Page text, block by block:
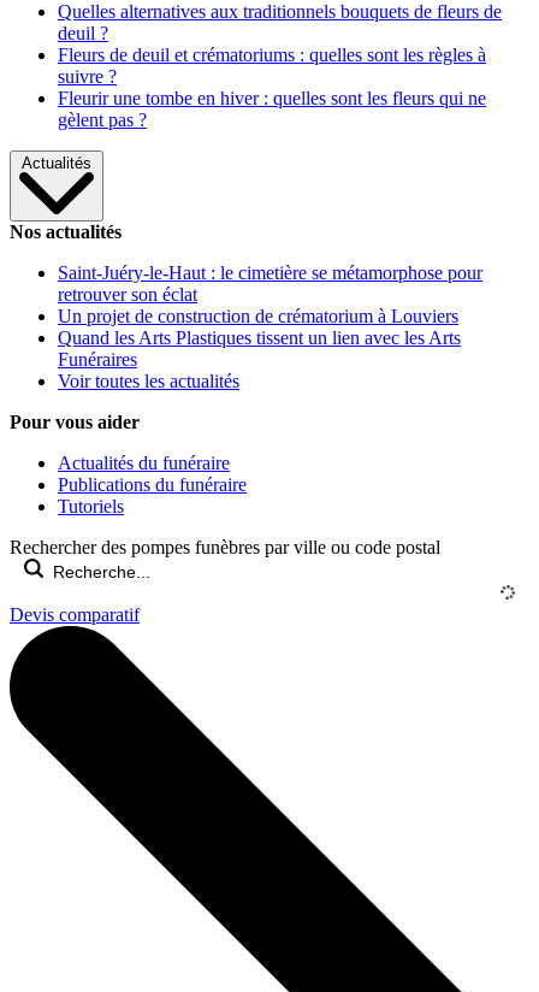
Quelles alternatives aux traditionnels bouquets de fleurs de
deuil ?
Fleurs de deuil et crématoriums : quelles sont les règles à
suivre ?
Fleurir une tombe en hiver : quelles sont les fleurs qui ne
gèlent pas ?
Actualités
Nos actualités
Saint-Juéry-le-Haut : le cimetière se métamorphose pour
retrouver son éclat
Un projet de construction de crématorium à Louviers
Quand les Arts Plastiques tissent un lien avec les Arts
Funéraires
Voir toutes les actualités
Pour vous aider
Actualités du funéraire
Publications du funéraire
Tutoriels
Rechercher des pompes funèbres par ville ou code postal
Devis comparatif